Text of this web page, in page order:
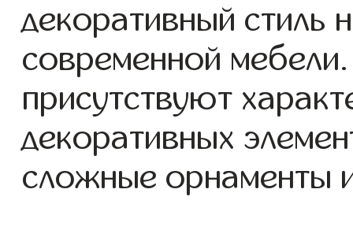
декоративный стиль
современной
присутствуют
декоративных
сложные орнаменты